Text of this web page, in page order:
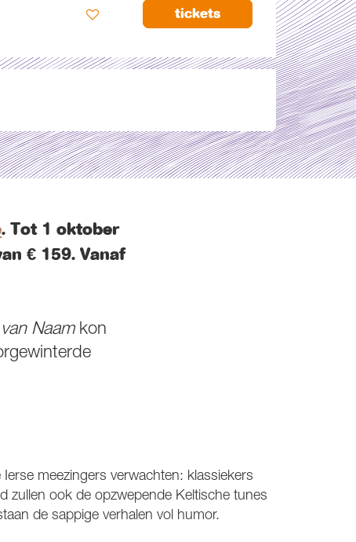
tickets
. Tot 1 oktober
€ 159. Vanaf
Naamkon
meezingers verwachten: klassiekers
zullen ook de opzwepende Keltische tunes
de sappige verhalen vol humor.